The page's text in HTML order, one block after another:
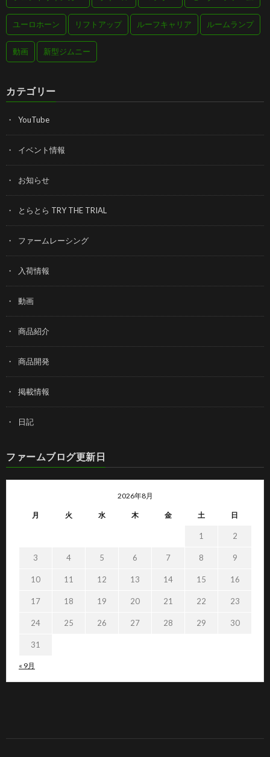
ユーロホーン リフトアップ ルーフキャリア ルームランプ
動画 新型ジムニー
カテゴリー
YouTube
イベント情報
お知らせ
とらとら TRY THE TRIAL
ファームレーシング
入荷情報
動画
商品紹介
商品開発
掲載情報
日記
ファームブログ更新日
2026年8月
月 火 水 木 金 土 日
« 9月
1 2
3 4 5 6 7 8 9
10 11 12 13 14 15 16
17 18 19 20 21 22 23
24 25 26 27 28 29 30
31